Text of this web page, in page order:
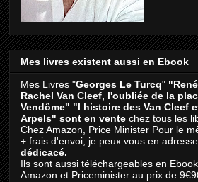
Mes livres existent aussi en Ebook
Mes Livres "Georges Le Turcq"
Rachel Van Cleef, l'oubliée de la
Vendôme" "l histoire des Van Cleef
Arpels" sont en vente chez tous les
Chez Amazon, Price Minister Pour le
+ frais d'envoi, je peux vous en
dédicacé.
Ils sont aussi téléchargeables en
Amazon et Priceminister au prix de